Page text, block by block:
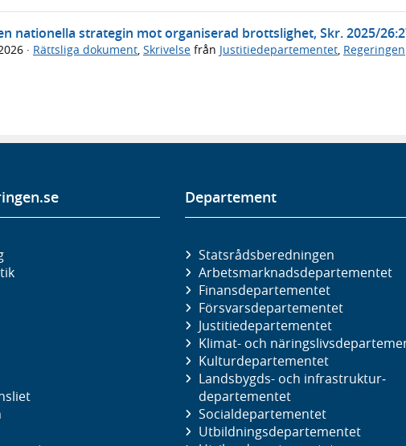
nationella strategin mot organiserad brottslighet, Skr. 2025/
· Rättsliga dokument, Skrivelse från Justitiedepartementet, Regeringen
Departement
Statsrådsberedningen
Arbetsmarknads­departementet
Finans­departementet
Försvars­departementet
Justitie­departementet
Klimat- och
Kultur­departementet
Landsbygds- och infrastruktur­
departementet
Social­departementet
Utbildnings­departementet